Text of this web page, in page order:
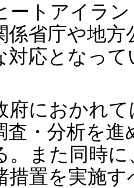
トアイラン
係省庁や地
対応となっ
におかれて
査・分析を
。また同時
措置を実施